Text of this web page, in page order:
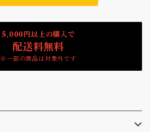
5,000円以上の購入で
配送料無料
※一部の商品は対象外です